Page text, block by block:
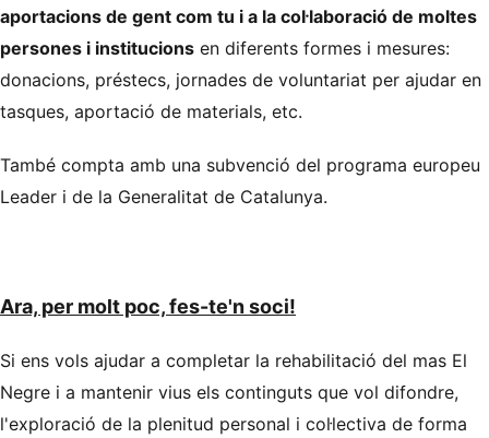
aportacions de gent com tu i a la col·laboració de moltes
persones i institucions en diferents formes i mesures:
donacions, préstecs, jornades de voluntariat per ajudar en
tasques, aportació de materials, etc.
També compta amb una subvenció del programa europeu
Leader i de la Generalitat de Catalunya.
Ara, per molt poc, fes-te'n soci!
Si ens vols ajudar a completar la rehabilitació del mas El
Negre i a mantenir vius els continguts que vol difondre,
l'exploració de la plenitud personal i col·lectiva de forma